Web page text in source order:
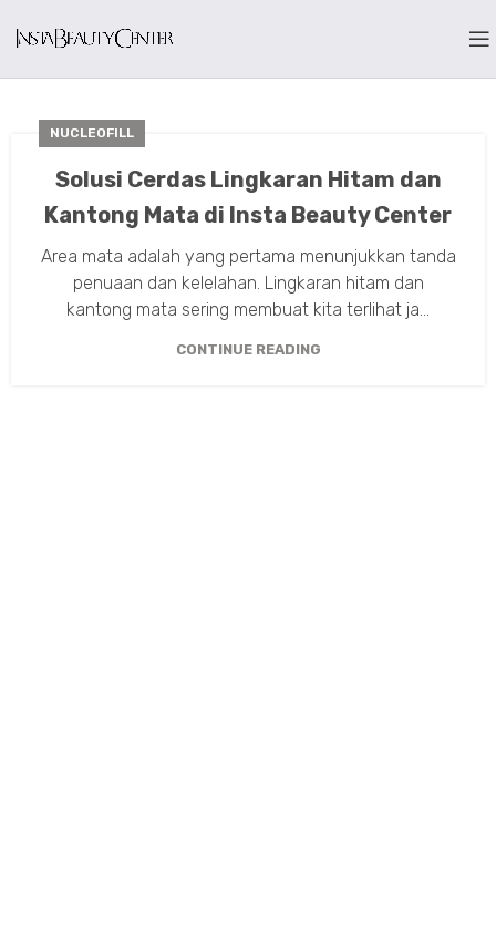
NUCLEOFILL
Solusi Cerdas Lingkaran Hitam dan
Kantong Mata di Insta Beauty Center
Area mata adalah yang pertama menunjukkan tanda
penuaan dan kelelahan. Lingkaran hitam dan
kantong mata sering membuat kita terlihat ja...
CONTINUE READING